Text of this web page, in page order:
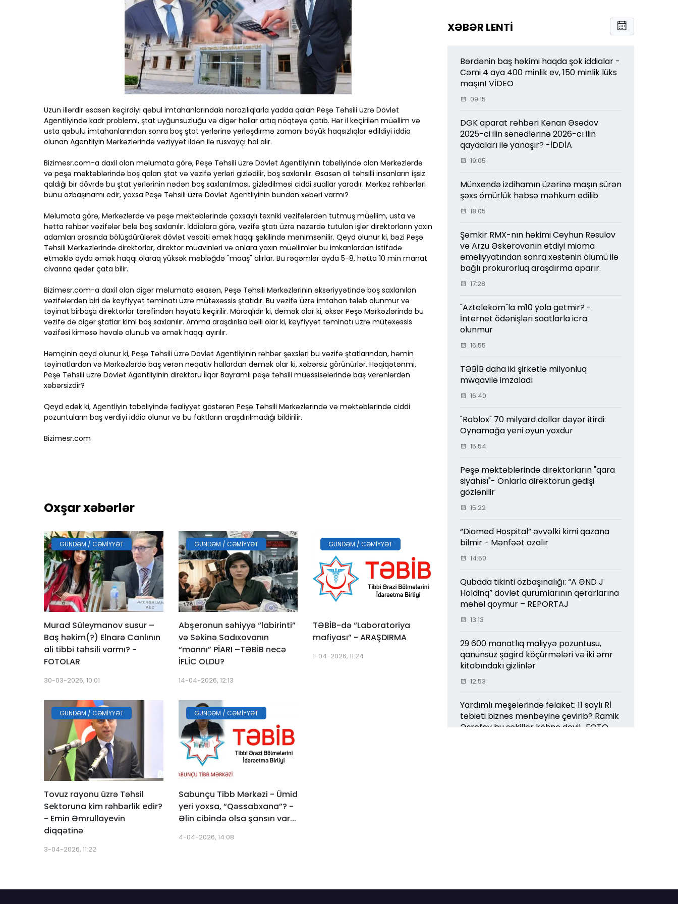
Uzun illərdir əsasən keçirdiyi qəbul imtahanlarındakı narazılıqlarla yadda qalan Peşə Təhsili üzrə Dövlət
Agentliyində kadr problemi, ştat uyğunsuzluğu və digər hallar artıq nöqtəyə çatıb. Hər il keçirilən müəllim və
usta qəbulu imtahanlarından sonra boş ştat yerlərinə yerləşdirmə zamanı böyük haqsızlıqlar edildiyi iddia
olunan Agentliyin Mərkəzlərində vəziyyət ildən ilə rüsvayçı hal alır.
Bizimesr.com-a daxil olan məlumata görə, Peşə Təhsili üzrə Dövlət Agentliyinin tabeliyində olan Mərkəzlərdə
və peşə məktəblərində boş qalan ştat və vəzifə yerləri gizlədilir, boş saxlanılır. Əsasən ali təhsilli insanların işsiz
qaldığı bir dövrdə bu ştat yerlərinin nədən boş saxlanılması, gizlədilməsi ciddi suallar yaradır. Mərkəz rəhbərləri
bunu özbaşınamı edir, yoxsa Peşə Təhsili üzrə Dövlət Agentliyinin bundan xəbəri varmı?
Məlumata görə, Mərkəzlərdə və peşə məktəblərində çoxsaylı texniki vəzifələrdən tutmuş müəllim, usta və
hətta rəhbər vəzifələr belə boş saxlanılır. İddialara görə, vəzifə ştatı üzrə nəzərdə tutulan işlər direktorların yaxın
adamları arasında bölüşdürülərək dövlət vəsaiti əmək haqqı şəkilində mənimsənilir. Qeyd olunur ki, bəzi Peşə
Təhsili Mərkəzlərində direktorlar, direktor müavinləri və onlara yaxın müəllimlər bu imkanlardan istifadə
etməklə ayda əmək haqqı olaraq yüksək məbləğdə "maaş" alırlar. Bu rəqəmlər ayda 5-8, hətta 10 min manat
civarına qədər çata bilir.
Bizimesr.com-a daxil olan digər məlumata əsasən, Peşə Təhsili Mərkəzlərinin əksəriyyətində boş saxlanılan
vəzifələrdən biri də keyfiyyət təminatı üzrə mütəxəssis ştatıdır. Bu vəzifə üzrə imtahan tələb olunmur və
təyinat birbaşa direktorlar tərəfindən həyata keçirilir. Maraqlıdır ki, demək olar ki, əksər Peşə Mərkəzlərində bu
vəzifə də digər ştatlar kimi boş saxlanılır. Amma araşdırılsa bəlli olar ki, keyfiyyət təminatı üzrə mütəxəssis
vəzifəsi kiməsə həvalə olunub və əmək haqqı ayırılır.
Həmçinin qeyd olunur ki, Peşə Təhsili üzrə Dövlət Agentliyinin rəhbər şəxsləri bu vəzifə ştatlarından, həmin
təyinatlardan və Mərkəzlərdə baş verən neqativ hallardan demək olar ki, xəbərsiz görünürlər. Həqiqətənmi,
Peşə Təhsili üzrə Dövlət Agentliyinin direktoru İlqar Bayramlı peşə təhsili müəssisələrində baş verənlərdən
xəbərsizdir?
Qeyd edək ki, Agentliyin tabeliyində fəaliyyət göstərən Peşə Təhsili Mərkəzlərində və məktəblərində ciddi
pozuntuların baş verdiyi iddia olunur və bu faktların araşdırılmadığı bildirilir.
Bizimesr.com
Oxşar xəbərlər
GÜNDƏM / CƏMIYYƏT
Murad Süleymanov susur –
Baş həkim(?) Elnarə Canlının
ali tibbi təhsili varmı? -
FOTOLAR
30-03-2026, 10:01
GÜNDƏM / CƏMIYYƏT
Abşeronun səhiyyə “labirinti”
və Səkinə Sadıxovanın
“mannı” PİARI –TƏBİB necə
İFLİC OLDU?
14-04-2026, 12:13
GÜNDƏM / CƏMIYYƏT
TƏBİB-də “Laboratoriya
mafiyası” - ARAŞDIRMA
1-04-2026, 11:24
GÜNDƏM / CƏMIYYƏT
Tovuz rayonu üzrə Təhsil
Sektoruna kim rəhbərlik edir?
- Emin Əmrullayevin
diqqətinə
3-04-2026, 11:22
GÜNDƏM / CƏMIYYƏT
Sabunçu Tibb Mərkəzi - Ümid
yeri yoxsa, “Qəssabxana”? -
Əlin cibində olsa şansın var...
4-04-2026, 14:08
XƏBƏR LENTI
Bərdənin baş həkimi haqda şok iddialar -
Cəmi 4 aya 400 minlik ev, 150 minlik lüks
maşın! VİDEO
09:15
DGK aparat rəhbəri Kənan Əsədov
2025-ci ilin sənədlərinə 2026-cı ilin
qaydaları ilə yanaşır? -İDDİA
19:05
Münxendə izdihamın üzərinə maşın sürən
şəxs ömürlük həbsə məhkum edilib
18:05
Şəmkir RMX-nın həkimi Ceyhun Rəsulov
və Arzu Əskərovanın etdiyi mioma
əməliyyatından sonra xəstənin ölümü ilə
bağlı prokurorluq araşdırma aparır.
17:28
"Aztelekom"la m10 yola getmir? -
İnternet ödənişləri saatlarla icra
olunmur
16:55
TƏBİB daha iki şirkətlə milyonluq
mwqavilə imzaladı
16:40
"Roblox" 70 milyard dollar dəyər itirdi:
Oynamağa yeni oyun yoxdur
15:54
Peşə məktəblərində direktorların "qara
siyahısı"- Onlarla direktorun gedişi
gözlənilir
15:22
“Diamed Hospital” əvvəlki kimi qazana
bilmir - Mənfəət azalır
14:50
Qubada tikinti özbaşınalığı: “A ƏND J
Holdinq” dövlət qurumlarının qərarlarına
məhəl qoymur – REPORTAJ
13:13
29 600 manatlıq maliyyə pozuntusu,
qanunsuz şagird köçürmələri və iki əmr
kitabındakı gizlinlər
12:53
Yardımlı meşələrində fəlakət: 11 saylı Rİ
təbiəti biznes mənbəyinə çevirib? Ramik
Əşrəfov bu şəkillər köhnə deyil.. FOTO
KİMİ APARIR... - işçiləri də KÖLƏSİ KİMİ